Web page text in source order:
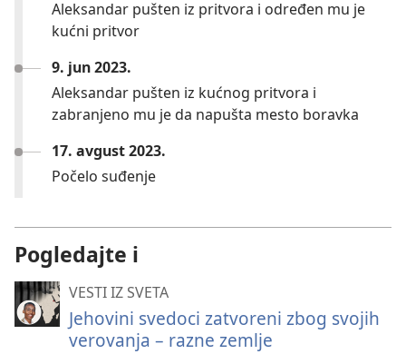
Aleksandar pušten iz pritvora i određen mu je
kućni pritvor
9. jun 2023.
Aleksandar pušten iz kućnog pritvora i
zabranjeno mu je da napušta mesto boravka
17. avgust 2023.
Počelo suđenje
Pogledajte i
VESTI IZ SVETA
Jehovini svedoci zatvoreni zbog svojih
verovanja – razne zemlje